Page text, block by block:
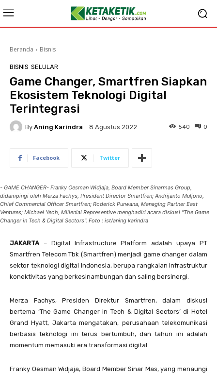
Beranda Bisnis
BISNIS SELULAR
Game Changer, Smartfren Siapkan
Ekosistem Teknologi Digital
Terintegrasi
By Aning Karindra 8 Agustus 2022 0
540
Facebook Twitter
- GAME CHANGER- Franky Oesman Widjaja, Board Member Sinarmas Group,
didampingi oleh Merza Fachys, President Director Smartfren; Andrijanto Muljono,
Chief Commercial Officer Smartfren; Roderick Purwana, Managing Partner East
Ventures; Michael Yeoh, Millenial Representive menghadiri acara diskusi "The Game
Changer in Tech & Digital Sectors". Foto : ist/aning karindra
JAKARTA– Digital Infrastructure Platform adalah upaya PT
Smartfren Telecom Tbk (Smartfren) menjadi game changer dalam
sektor teknologi digital Indonesia, berupa rangkaian infrastruktur
konektivitas yang berkesinambungan dan saling bersinergi.
Merza Fachys, Presiden Direktur Smartfren, dalam diskusi
bertema ‘The Game Changer in Tech & Digital Sectors’ di Hotel
Grand Hyatt, Jakarta mengatakan, perusahaan telekomunikasi
berbasis teknologi ini terus bertumbuh, dan tahun ini adalah
momentum memasuki era transformasi digital.
Franky Oesman Widjaja, Board Member Sinar Mas, yang menaungi